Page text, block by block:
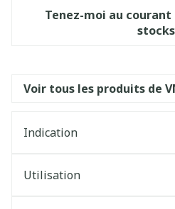
Tenez-moi au
Voir tous les produits de
Indication
Utilisation